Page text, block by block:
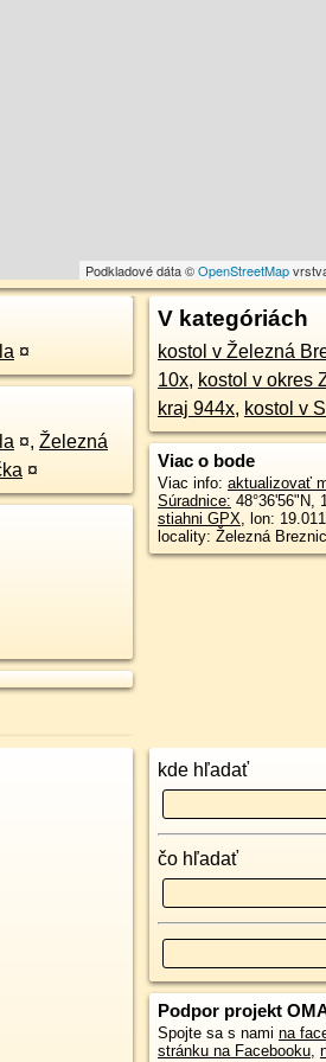
Podkladové dáta ©OpenStreetMap
¤
¤, Železná
¤
V kategóriách
kostol v Železná
10x, kostol v okres
kraj 944x, kostol v
Viac o bode
Viac info: aktualizovať
Súradnice: 48°36'56"N,
stiahni GPX, lon:
locality: Železná
kde hľadať
čo hľadať
Podpor projekt
Spojte sa s nami na
stránku na Facebooku,